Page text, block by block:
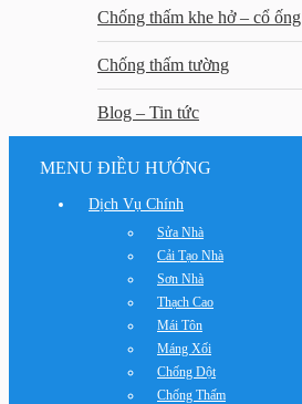
Chống thấm khe hở – cổ ống
Chống thấm tường
Blog – Tin tức
MENU ĐIỀU HƯỚNG
Dịch Vụ Chính
Sửa Nhà
Cải Tạo Nhà
Sơn Nhà
Thạch Cao
Mái Tôn
Máng Xối
Chống Dột
Chống Thấm